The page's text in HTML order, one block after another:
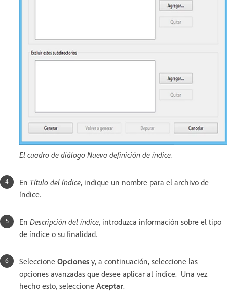
El cuadro de diálogo Nueva definición de índice.
En Título del índice, indique un nombre para el archivo de
índice.
En Descripción del índice, introduzca información sobre el tipo
de índice o su finalidad.
Seleccione Opciones y, a continuación, seleccione las
opciones avanzadas que desee aplicar al índice. Una vez
hecho esto, seleccione Aceptar.